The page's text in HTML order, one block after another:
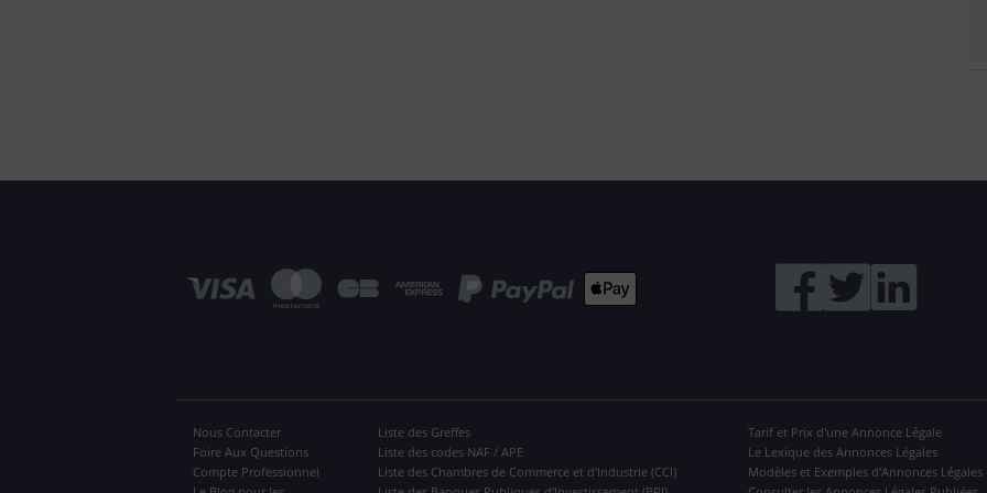
Nous Contacter
Foire Aux Questions
Compte Professionnel
Liste des Greffes
Liste des codes NAF / APE
Liste des Chambres de Commerce et d'Industrie (CCI)
Tarif et Prix d'une Annonce Légale
Le Lexique des Annonces Légales
Modèles et Exemples d'Annonces Légales